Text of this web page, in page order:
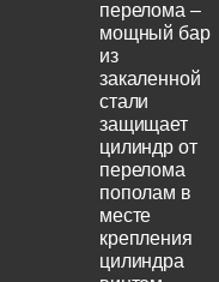
перелома –
мощный бар
из
закаленной
стали
защищает
цилиндр от
перелома
пополам в
месте
крепления
цилиндра